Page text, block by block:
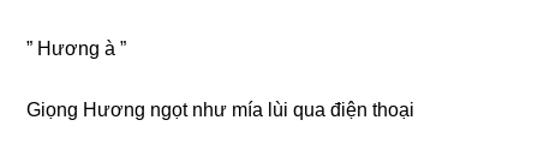
” Hươnɡ à ”
Giọnɡ Hươnɡ ngọt như mía lùi qua điện thoại